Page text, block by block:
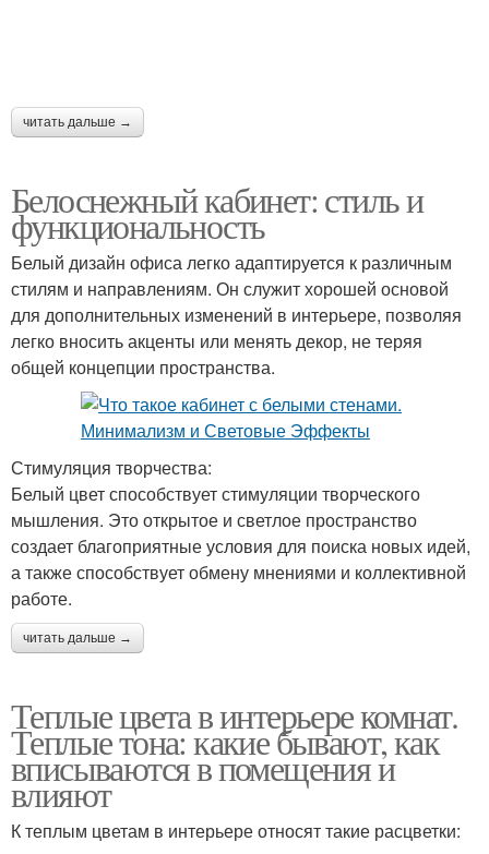
читать дальше →
Белоснежный кабинет: стиль и
функциональность
Белый дизайн офиса легко адаптируется к различным
стилям и направлениям. Он служит хорошей основой
для дополнительных изменений в интерьере, позволяя
легко вносить акценты или менять декор, не теряя
общей концепции пространства.
Стимуляция творчества:
Белый цвет способствует стимуляции творческого
мышления. Это открытое и светлое пространство
создает благоприятные условия для поиска новых идей,
а также способствует обмену мнениями и коллективной
работе.
читать дальше →
Теплые цвета в интерьере комнат.
Теплые тона: какие бывают, как
вписываются в помещения и
влияют
К теплым цветам в интерьере относят такие расцветки: